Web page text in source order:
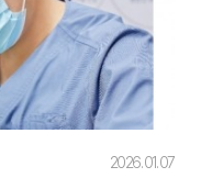
2026. 01. 07